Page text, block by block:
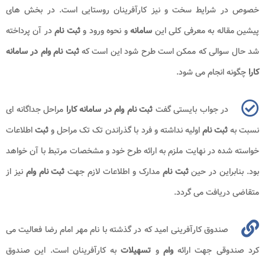
خصوص در شرایط سخت و نیز کارآفرینان روستایی است. در بخش های
پیشین مقاله به معرفی کلی این سامانهو نحوه ورود وثبت نامدر آن پرداخته
شد حال سوالی که ممکن است طرح شود این است کهثبت نام وام در سامانه
کارا چگونه انجام می شود.
در جواب بایستی گفت ثبت نام وام در سامانه کارا مراحل جداگانه ای
نسبت بهثبت ناماولیه نداشته و فرد با گذراندن تک تک مراحل وثبتاطلاعات
خواسته شده در نهایت ملزم به ارائه طرح خود و مشخصات مرتبط با آن خواهد
بود. بنابراین در حینثبت نام مدارک و اطلاعات لازم جهتثبت نام وامنیز از
متقاضی دریافت می گردد.
صندوق کارآفرینی امید که در گذشته با نام مهر امام رضا فعالیت می
کرد صندوقی جهت ارائهوامو تسهیلات به کارآفرینان است. این صندوق